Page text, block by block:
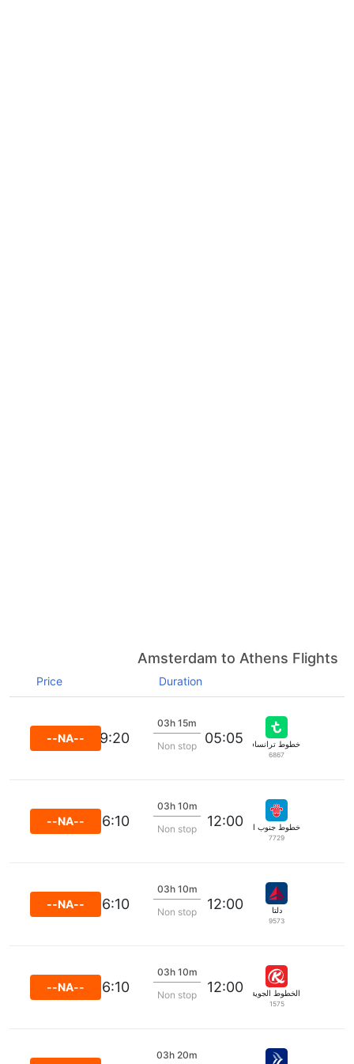
Amsterdam to Athens Flights
Duration
Price
خطوط ترانسافيا الجوية
6867
05:05
03h 15m
Non stop
09:20
--NA--
خطوط جنوب الصين الجوية
7729
12:00
03h 10m
Non stop
16:10
--NA--
دلتا
9573
12:00
03h 10m
Non stop
16:10
--NA--
الخطوط الجوية الكينية
1575
12:00
03h 10m
Non stop
16:10
--NA--
03h 20m